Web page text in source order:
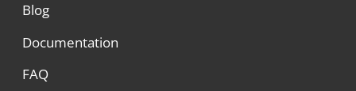
Blog
Documentation
FAQ